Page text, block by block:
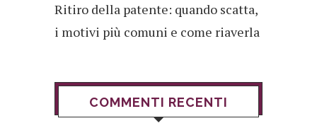
Ritiro della patente: quando scatta,
i motivi più comuni e come riaverla
COMMENTI RECENTI